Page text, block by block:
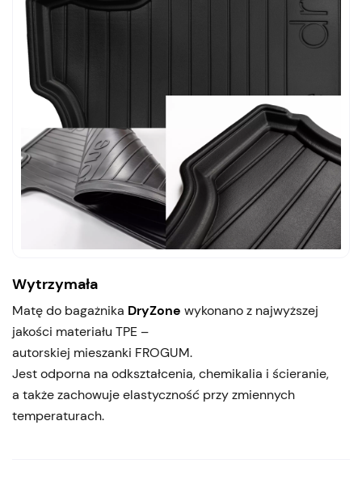
Wytrzymała
Matę do bagażnika DryZone wykonano z najwyższej
jakości materiału TPE –
autorskiej mieszanki FROGUM.
Jest odporna na odkształcenia, chemikalia i ścieranie,
a także zachowuje elastyczność przy zmiennych
temperaturach.